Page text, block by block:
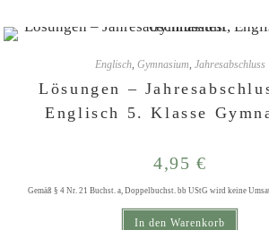
Englisch, Gymnasium Jahresabschluss
Lösungen –
Englisch 5. Klasse
4,95 €
Gemäß § 4 Nr. 21 Buchst. a, Doppelbuchst. bb UStG wird keine
In den Warenkorb